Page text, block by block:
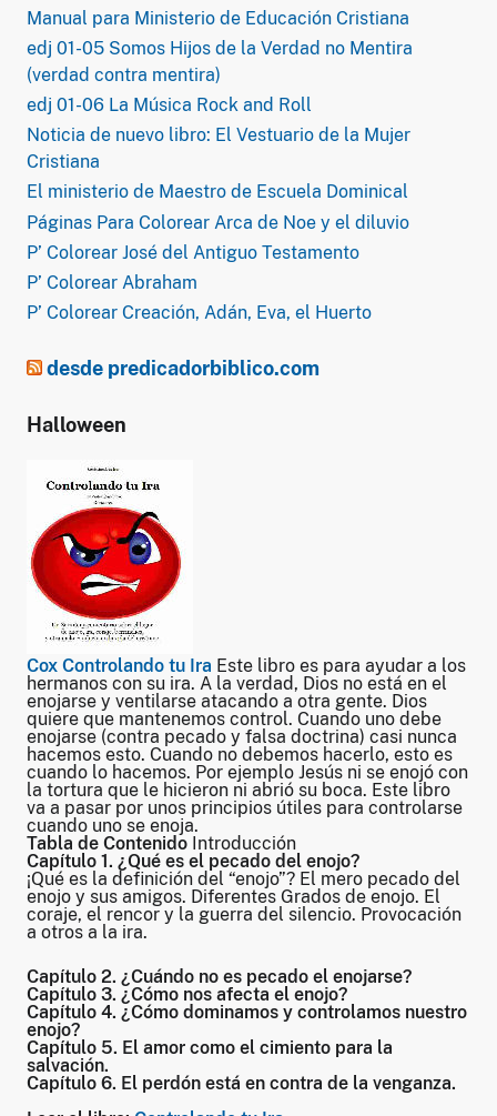
Manual para Ministerio de Educación Cristiana
edj 01-05 Somos Hijos de la Verdad no Mentira
(verdad contra mentira)
edj 01-06 La Música Rock and Roll
Noticia de nuevo libro: El Vestuario de la Mujer
Cristiana
El ministerio de Maestro de Escuela Dominical
Páginas Para Colorear Arca de Noe y el diluvio
P’ Colorear José del Antiguo Testamento
P’ Colorear Abraham
P’ Colorear Creación, Adán, Eva, el Huerto
desde predicadorbiblico.com
Halloween
Cox Controlando tu Ira Este libro es para ayudar a los
hermanos con su ira. A la verdad, Dios no está en el
enojarse y ventilarse atacando a otra gente. Dios
quiere que mantenemos control. Cuando uno debe
enojarse (contra pecado y falsa doctrina) casi nunca
hacemos esto. Cuando no debemos hacerlo, esto es
cuando lo hacemos. Por ejemplo Jesús ni se enojó con
la tortura que le hicieron ni abrió su boca. Este libro
va a pasar por unos principios útiles para controlarse
cuando uno se enoja.
Tabla de Contenido Introducción
Capítulo 1. ¿Qué es el pecado del enojo?
¡Qué es la definición del “enojo”? El mero pecado del
enojo y sus amigos. Diferentes Grados de enojo. El
coraje, el rencor y la guerra del silencio. Provocación
a otros a la ira.
Capítulo 2. ¿Cuándo no es pecado el enojarse?
Capítulo 3. ¿Cómo nos afecta el enojo?
Capítulo 4. ¿Cómo dominamos y controlamos nuestro
enojo?
Capítulo 5. El amor como el cimiento para la
salvación.
Capítulo 6. El perdón está en contra de la venganza.